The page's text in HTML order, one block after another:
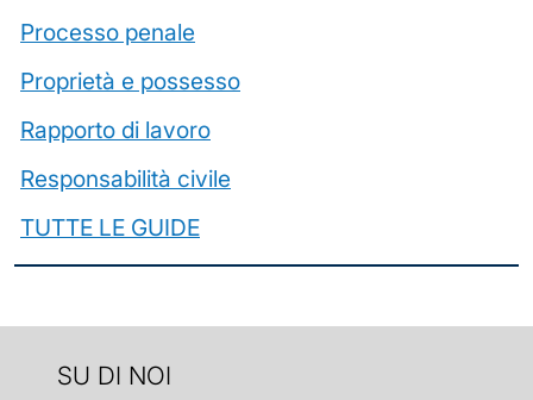
Processo penale
Proprietà e possesso
Rapporto di lavoro
Responsabilità civile
TUTTE LE GUIDE
SU DI NOI